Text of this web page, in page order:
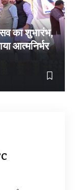
का शुभारंभ,
आत्मनिर्भर